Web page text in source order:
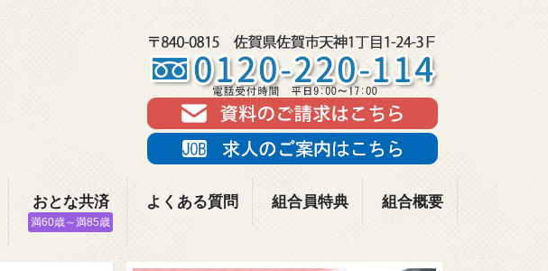
おとな共済
満60歳～満85歳
よくある質問 組合員特典 組合概要